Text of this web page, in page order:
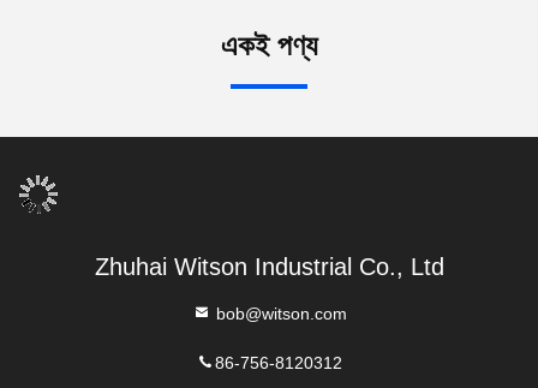
একই পণ্য
Zhuhai Witson Industrial Co., Ltd
bob@witson.com
86-756-8120312